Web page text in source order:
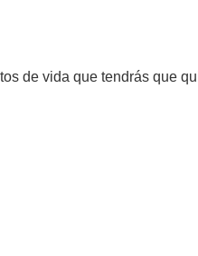
de vida que tendrás que